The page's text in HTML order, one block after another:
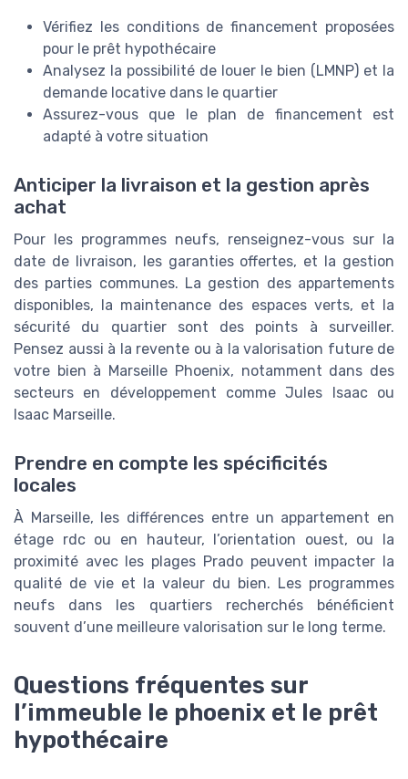
Vérifiez les conditions de financement proposées
pour le prêt hypothécaire
Analysez la possibilité de louer le bien (LMNP) et la
demande locative dans le quartier
Assurez-vous que le plan de financement est
adapté à votre situation
Anticiper la livraison et la gestion après
achat
Pour les programmes neufs, renseignez-vous sur la
date de livraison, les garanties offertes, et la gestion
des parties communes. La gestion des appartements
disponibles, la maintenance des espaces verts, et la
sécurité du quartier sont des points à surveiller.
Pensez aussi à la revente ou à la valorisation future de
votre bien à Marseille Phoenix, notamment dans des
secteurs en développement comme Jules Isaac ou
Isaac Marseille.
Prendre en compte les spécificités
locales
À Marseille, les différences entre un appartement en
étage rdc ou en hauteur, l’orientation ouest, ou la
proximité avec les plages Prado peuvent impacter la
qualité de vie et la valeur du bien. Les programmes
neufs dans les quartiers recherchés bénéficient
souvent d’une meilleure valorisation sur le long terme.
Questions fréquentes sur
l’immeuble le phoenix et le prêt
hypothécaire